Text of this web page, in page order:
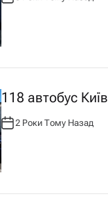
Р
:
118 автобус Київ
А
В
Т
Р
:
2 Роки Тому Назад